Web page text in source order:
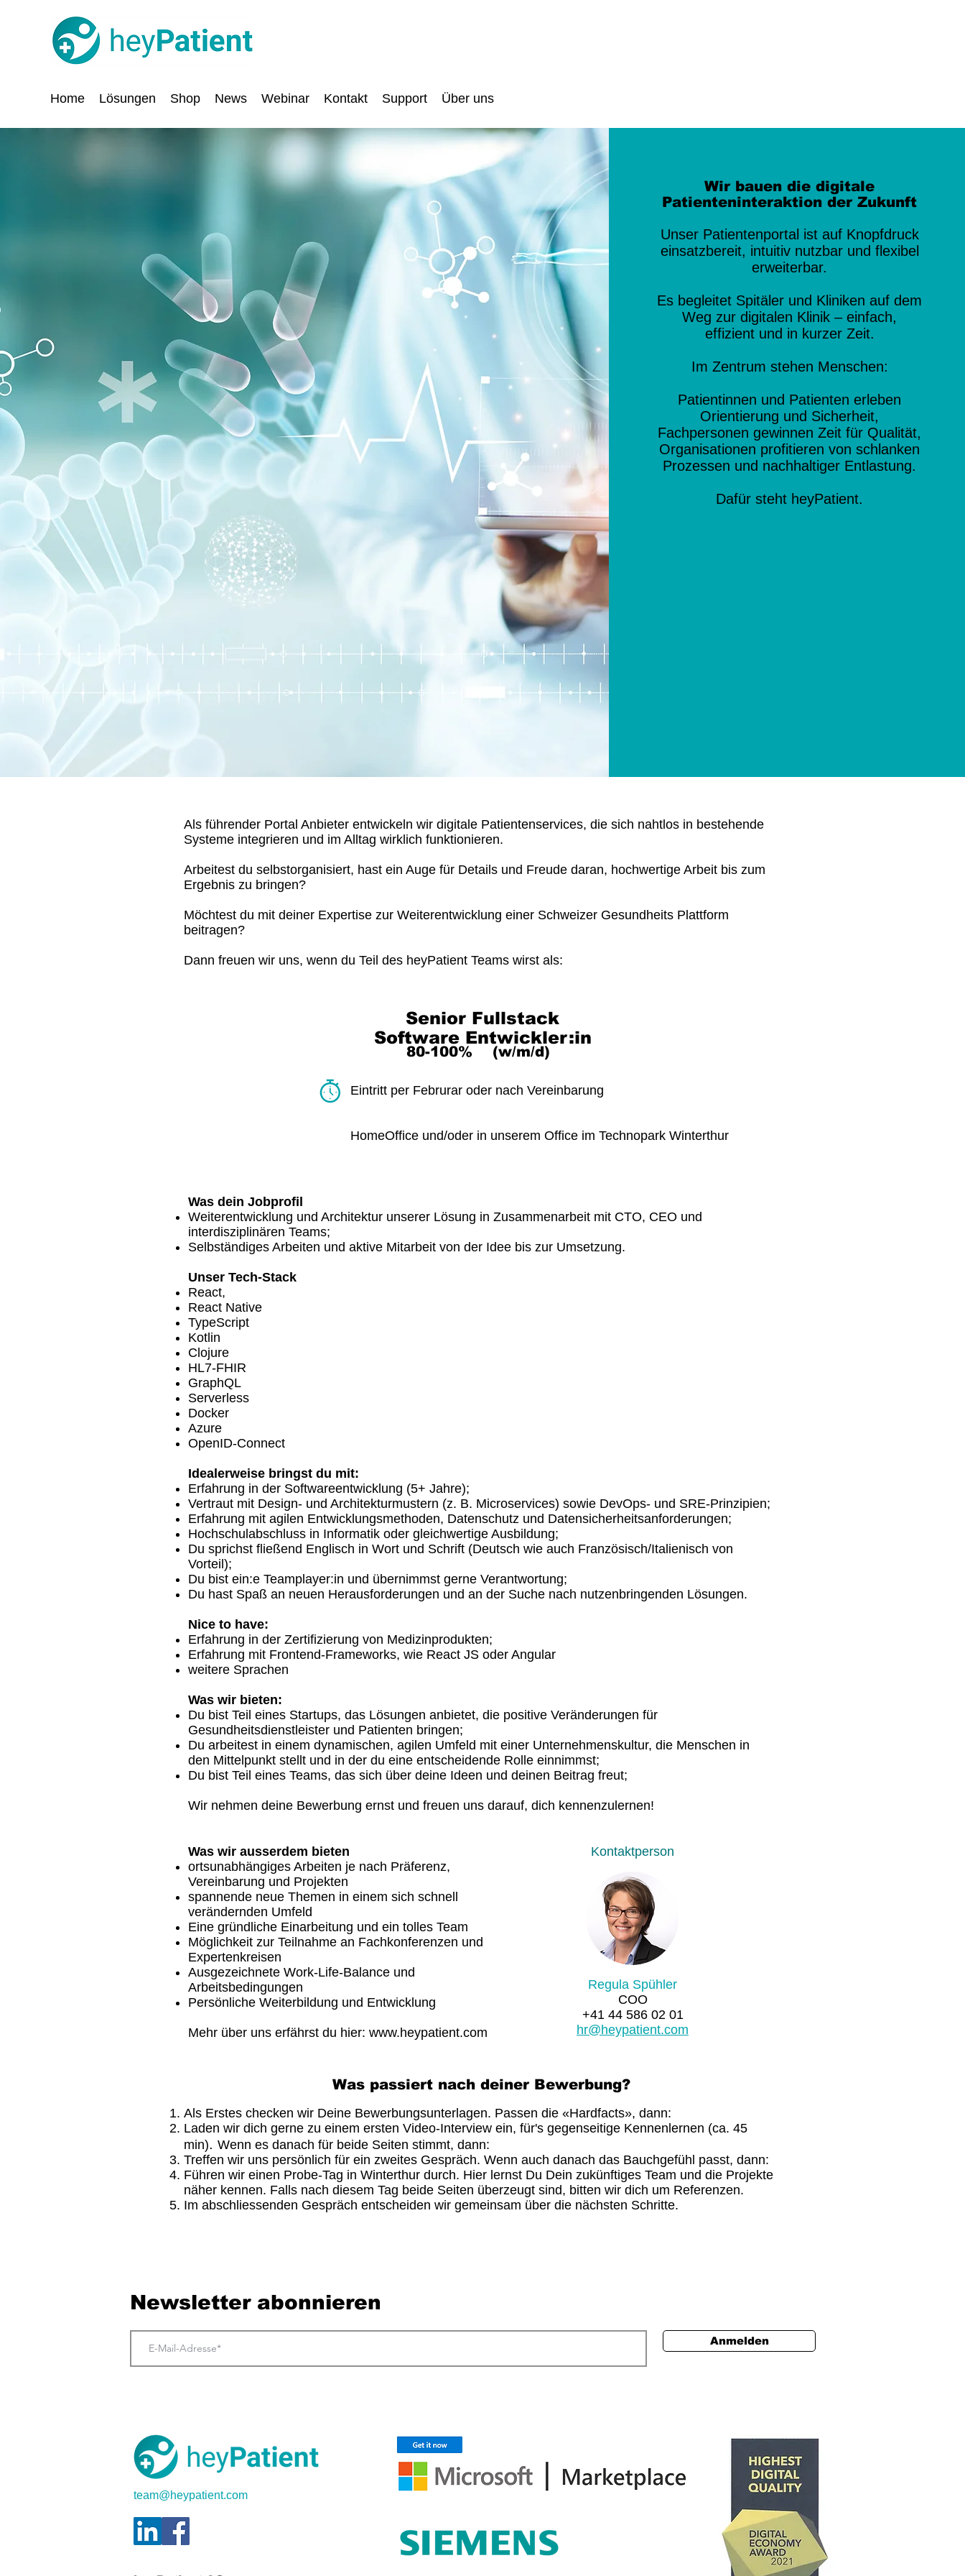
Home Lösungen Shop News Webinar Kontakt Support Über uns
Wir bauen die digitale
Patienteninteraktion der Zukunft
Unser Patientenportal ist auf Knopfdruck
einsatzbereit, intuitiv nutzbar und flexibel
erweiterbar.
Es begleitet Spitäler und Kliniken auf dem
Weg zur digitalen Klinik – einfach,
effizient und in kurzer Zeit.
Im Zentrum stehen Menschen:
Patientinnen und Patienten erleben
Orientierung und Sicherheit,
Fachpersonen gewinnen Zeit für Qualität,
Organisationen profitieren von schlanken
Prozessen und nachhaltiger Entlastung.
Dafür steht heyPatient.
Als führender Portal Anbieter entwickeln wir digitale Patientenservices, die sich nahtlos in bestehende
Systeme integrieren und im Alltag wirklich funktionieren.
Arbeitest du selbstorganisiert, hast ein Auge für Details und Freude daran, hochwertige Arbeit bis zum
Ergebnis zu bringen?
Möchtest du mit deiner Expertise zur Weiterentwicklung einer Schweizer Gesundheits Plattform
beitragen?
Dann freuen wir uns, wenn du Teil des heyPatient Teams wirst als:
Senior Fullstack
Software Entwickler:in
80-100% (w/m/d)
Eintritt per Februrar oder nach Vereinbarung
HomeOffice und/oder in unserem Office im Technopark Winterthur
Was dein Jobprofil
Weiterentwicklung und Architektur unserer Lösung in Zusammenarbeit mit CTO, CEO und
interdisziplinären Teams;
Selbständiges Arbeiten und aktive Mitarbeit von der Idee bis zur Umsetzung.
Unser Tech-Stack
React,
React Native
TypeScript
Kotlin
Clojure
HL7-FHIR
GraphQL
Serverless
Docker
Azure
OpenID-Connect
Idealerweise bringst du mit:
Erfahrung in der Softwareentwicklung (5+ Jahre);
Vertraut mit Design- und Architekturmustern (z. B. Microservices) sowie DevOps- und SRE-Prinzipien;
Erfahrung mit agilen Entwicklungsmethoden, Datenschutz und Datensicherheitsanforderungen;
Hochschulabschluss in Informatik oder gleichwertige Ausbildung;
Du sprichst fließend Englisch in Wort und Schrift (Deutsch wie auch Französisch/Italienisch von
Vorteil);
Du bist ein:e Teamplayer:in und übernimmst gerne Verantwortung;
Du hast Spaß an neuen Herausforderungen und an der Suche nach nutzenbringenden Lösungen.
Nice to have:
Erfahrung in der Zertifizierung von Medizinprodukten;
Erfahrung mit Frontend-Frameworks, wie React JS oder Angular
weitere Sprachen
Was wir bieten:
Du bist Teil eines Startups, das Lösungen anbietet, die positive Veränderungen für
Gesundheitsdienstleister und Patienten bringen;
Du arbeitest in einem dynamischen, agilen Umfeld mit einer Unternehmenskultur, die Menschen in
den Mittelpunkt stellt und in der du eine entscheidende Rolle einnimmst;
Du bist Teil eines Teams, das sich über deine Ideen und deinen Beitrag freut;​
Wir nehmen deine Bewerbung ernst und freuen uns darauf, dich kennenzulernen!
Was wir ausserdem bieten
ortsunabhängiges Arbeiten je nach Präferenz,
Vereinbarung und Projekten
spannende neue Themen in einem sich schnell
verändernden Umfeld
Eine gründliche Einarbeitung und ein tolles Team
Möglichkeit zur Teilnahme an Fachkonferenzen und
Expertenkreisen
Ausgezeichnete Work-Life-Balance und
Arbeitsbedingungen
Persönliche Weiterbildung und Entwicklung
Mehr über uns erfährst du hier: www.heypatient.com
Kontaktperson
Regula Spühler
COO
+41 44 586 02 01
hr@heypatient.com
Was passiert nach deiner Bewerbung?
Als Erstes checken wir Deine Bewerbungsunterlagen. Passen die «Hardfacts», dann:
Laden wir dich gerne zu einem ersten Video-Interview ein, für's gegenseitige Kennenlernen (ca. 45
min). Wenn es danach für beide Seiten stimmt, dann:
Treffen wir uns persönlich für ein zweites Gespräch. Wenn auch danach das Bauchgefühl passt, dann:
Führen wir einen Probe-Tag in Winterthur durch. Hier lernst Du Dein zukünftiges Team und die Projekte
näher kennen. Falls nach diesem Tag beide Seiten überzeugt sind, bitten wir dich um Referenzen.
Im abschliessenden Gespräch entscheiden wir gemeinsam über die nächsten Schritte.
Newsletter abonnieren
Anmelden
team@heypatient.com